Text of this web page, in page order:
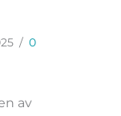
/ 0
av